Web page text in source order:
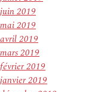
juin 2019
mai 2019
avril 2019
mars 2019
février 2019
janvier 2019